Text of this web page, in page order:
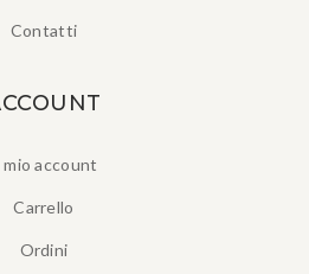
Contatti
mio account
Carrello
Ordini